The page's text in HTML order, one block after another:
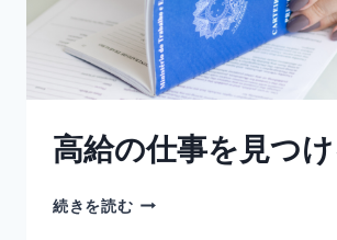
高給の仕事を見つ
続きを読む